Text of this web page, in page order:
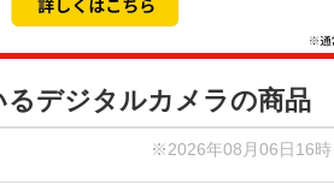
デジタルカメラの商品
※2026年08月06日16時